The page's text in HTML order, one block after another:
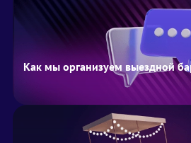
Как мы организуем выездной